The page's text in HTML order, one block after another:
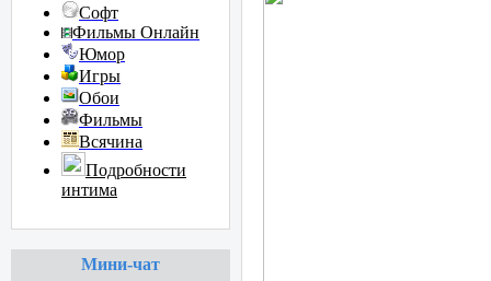
Софт
Фильмы Онлайн
Юмор
Игры
Обои
Фильмы
Всячина
Подробности
интима
Мини-чат